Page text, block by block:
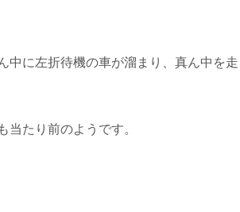
中に左折待機の車が溜まり、真ん中を走
たり前のようです。